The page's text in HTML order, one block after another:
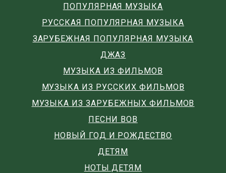
ПОПУЛЯРНАЯ МУЗЫКА
РУССКАЯ ПОПУЛЯРНАЯ МУЗЫКА
ЗАРУБЕЖНАЯ ПОПУЛЯРНАЯ МУЗЫКА
ДЖАЗ
МУЗЫКА ИЗ ФИЛЬМОВ
МУЗЫКА ИЗ РУССКИХ ФИЛЬМОВ
МУЗЫКА ИЗ ЗАРУБЕЖНЫХ ФИЛЬМОВ
ПЕСНИ ВОВ
НОВЫЙ ГОД И РОЖДЕСТВО
ДЕТЯМ
НОТЫ ДЕТЯМ